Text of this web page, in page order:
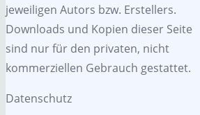
jeweiligen Autors bzw. Erstellers.
Downloads und Kopien dieser Seite
sind nur für den privaten, nicht
kommerziellen Gebrauch gestattet.
Datenschutz